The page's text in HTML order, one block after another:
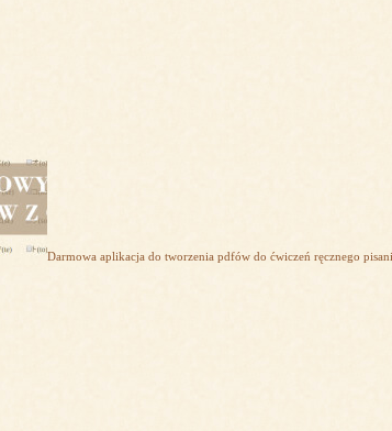
Darmowa aplikacja do tworzenia pdfów do ćwiczeń ręcznego